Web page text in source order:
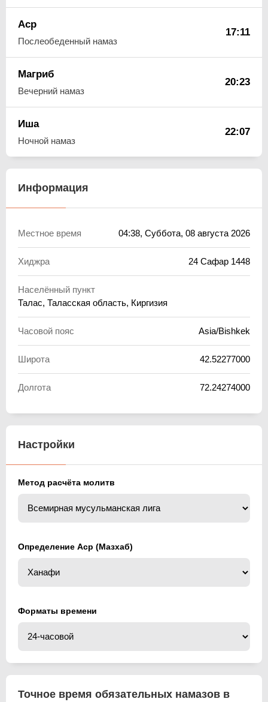
Аср
Послеобеденный намаз
17:11
Магриб
Вечерний намаз
20:23
Иша
Ночной намаз
22:07
Информация
Местное время 04:38, Суббота, 08 августа 2026
Хиджра 24 Сафар 1448
Населённый пункт
Талас, Таласская область, Киргизия
Часовой пояс Asia/Bishkek
Широта 42.52277000
Долгота 72.24274000
Настройки
Метод расчёта молитв
Определение Аср (Мазхаб)
Форматы времени
Точное время обязательных намазов в